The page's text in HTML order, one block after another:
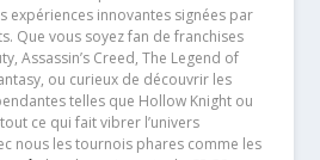
expériences innovantes signées par
Que vous soyez fan de franchises
Assassin’s Creed, The Legend of
ou curieux de découvrir les
telles que Hollow Knight ou
ce qui fait vibrer l’univers
nous les tournois phares comme les